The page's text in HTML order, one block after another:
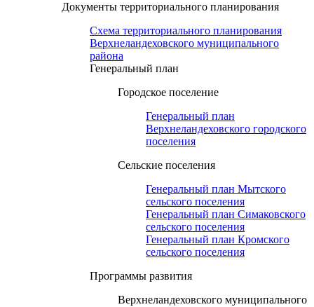
Документы территориального планирования
Схема территориального планирования
Верхнеландеховского муниципального
района
Генеральный план
Городское поселение
Генеральный план
Верхнеландеховского городского
поселения
Сельские поселения
Генеральный план Мытского
сельского поселения
Генеральный план Симаковского
сельского поселения
Генеральный план Кромского
сельского поселения
Программы развития
Верхнеландеховского муниципального